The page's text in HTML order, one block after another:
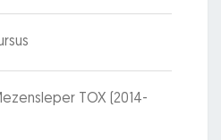
TOX (2014-